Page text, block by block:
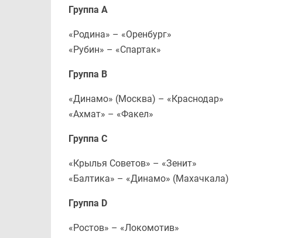
Группа А
«Родина» – «Оренбург»
«Рубин» – «Спартак»
Группа В
«Динамо» (Москва) – «Краснодар»
«Ахмат» – «Факел»
Группа С
«Крылья Советов» – «Зенит»
«Балтика» – «Динамо» (Махачкала)
Группа D
«Ростов» – «Локомотив»